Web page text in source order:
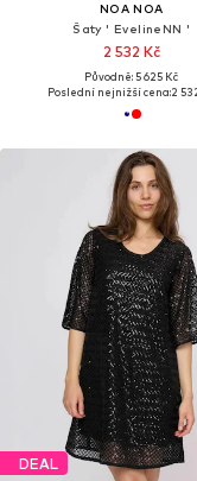
NOA NOA
Šaty ' EvelineNN '
2 532 Kč
Původně: 5 625 Kč
Poslední nejnižší cena:2
DEAL